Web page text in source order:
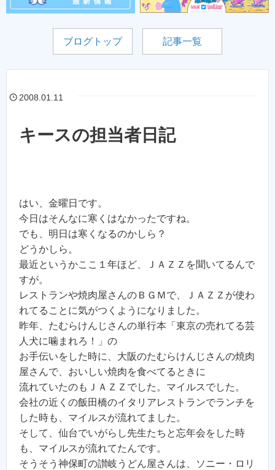
ブログトップ 記事一覧
2008.01.11
キースの担当者日記
はい、金曜日です。
今日はそんなに寒くはなかったですね。
でも、明日は寒くなるのかしら？
どうかしら。
最近というかここ１年ほど、ＪＡＺＺを聞いてるんで
すが。
レストランや焼肉屋さんのＢＧＭで、ＪＡＺＺが使わ
れてることに気がつくようになりました。
昨年、たむらけんじさんの単行本「東京の売れてる芸
人犬に噛まれろ！」の
お手伝いをした時に、大阪のたむらけんじさんの焼肉
屋さんで、おいしい焼肉を食べてるときに
流れていたのもＪＡＺＺでした。マイルスでした。
会社の近くの飯田橋のイタリアレストランでランチを
した時も、マイルスが流れてました。
そして、仙台でいがらし先生たちと忘年会をした時
も、マイルスが流れてたんです。
そうそう神保町の讃岐うどん屋さんは、ソニー・ロリ